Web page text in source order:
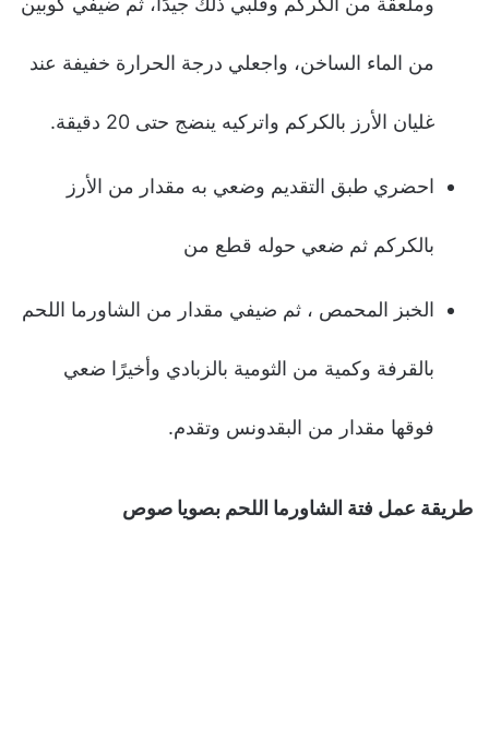
من الماء الساخن، واجعلي درجة الحرارة خفيفة عند
غليان الأرز بالكركم واتركيه ينضج حتى 20 دقيقة.
احضري طبق التقديم وضعي به مقدار من الأرز
بالكركم ثم ضعي حوله قطع من
الخبز المحمص ، ثم ضيفي مقدار من الشاورما اللحم
بالقرفة وكمية من الثومية بالزبادي وأخيرًا ضعي
فوقها مقدار من البقدونس وتقدم.
طريقة عمل فتة الشاورما اللحم بصويا صوص